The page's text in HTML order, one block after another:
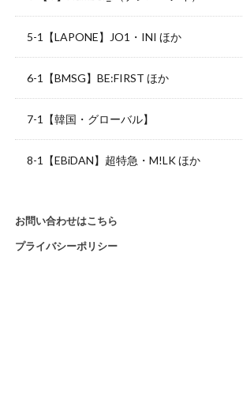
5-1【LAPONE】JO1・INI ほか
6-1【BMSG】BE:FIRST ほか
7-1【韓国・グローバル】
8-1【EBiDAN】超特急・M!LK ほか
お問い合わせはこちら
プライバシーポリシー